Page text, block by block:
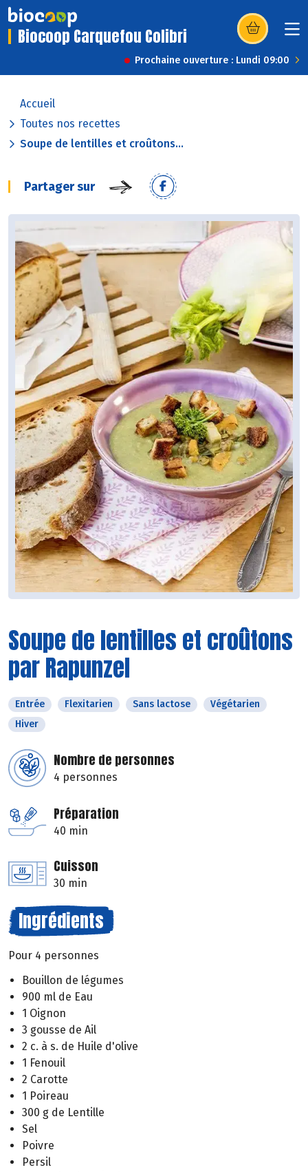
Biocoop Carquefou Colibri (s’ouvre dans
Prochaine ouverture : Lundi 09:00
Accueil
Toutes nos recettes
Soupe de lentilles et croûtons...
Partager sur
Soupe de lentilles et croûtons
par Rapunzel
Entrée Flexitarien Sans lactose
Végétarien
Hiver
Nombre de personnes
4 personnes
Préparation
40 min
Cuisson
30 min
Ingrédients
Pour 4 personnes
Bouillon de légumes
900 ml de Eau
1 Oignon
3 gousse de Ail
2 c. à s. de Huile d'olive
1 Fenouil
2 Carotte
1 Poireau
300 g de Lentille
Sel
Poivre
Persil